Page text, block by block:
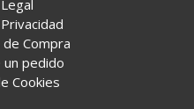
Compra
pedido
Cookies